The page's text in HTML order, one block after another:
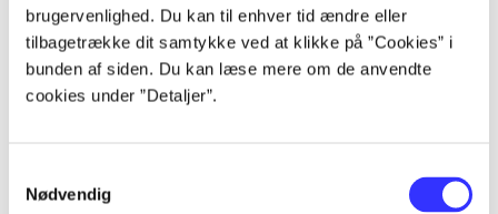
brugervenlighed. Du kan til enhver tid ændre eller
tilbagetrække dit samtykke ved at klikke på ”Cookies” i
bunden af siden. Du kan læse mere om de anvendte
cookies under ”Detaljer”.
Nødvendig
...
...